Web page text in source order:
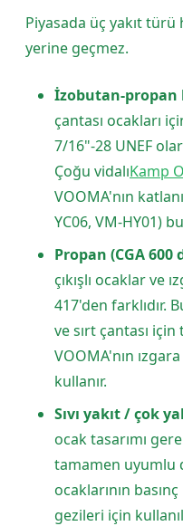
Piyasada üç yakıt
yerine geçmez.
İzobutan-propan
çantası ocakları
7/16"-28 UNEF
Çoğu vidalıKamp
VOOMA'nın
YC06, VM-HY01)
Propan (CGA 600
çıkışlı ocaklar ve
417'den farklıdır.
ve sırt çantası için
VOOMA'nın
kullanır.
Sıvı yakıt / çok
ocak tasarımı
tamamen uyumlu
ocaklarının
gezileri için